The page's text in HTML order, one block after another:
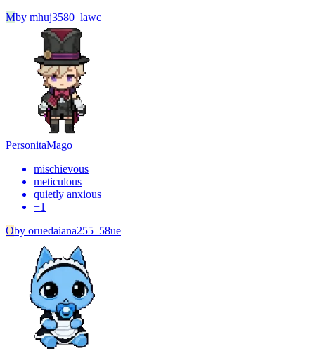
Mby mhuj3580_lawc
PersonitaMago
mischievous
meticulous
quietly anxious
+1
Oby oruedaiana255_58ue